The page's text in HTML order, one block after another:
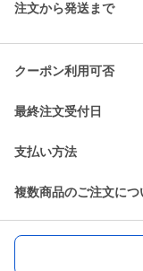
注文から発送まで
クーポン利用可否
最終注文受付日
支払い方法
複数商品のご注文につ